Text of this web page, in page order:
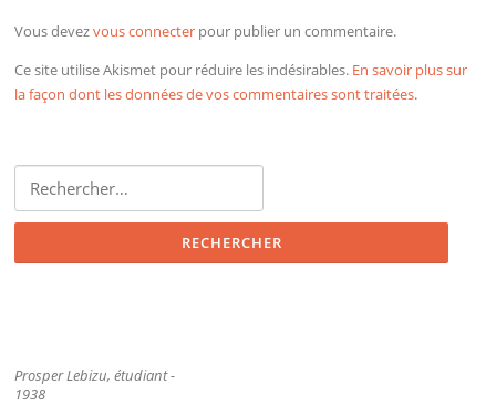
Vous devezvous connecter pour publier un commentaire.
Ce site utilise Akismet pour réduire les indésirables. En savoir plus sur
la façon dont les données de vos commentaires sont traitées.
Prosper Lebizu, étudiant -
1938